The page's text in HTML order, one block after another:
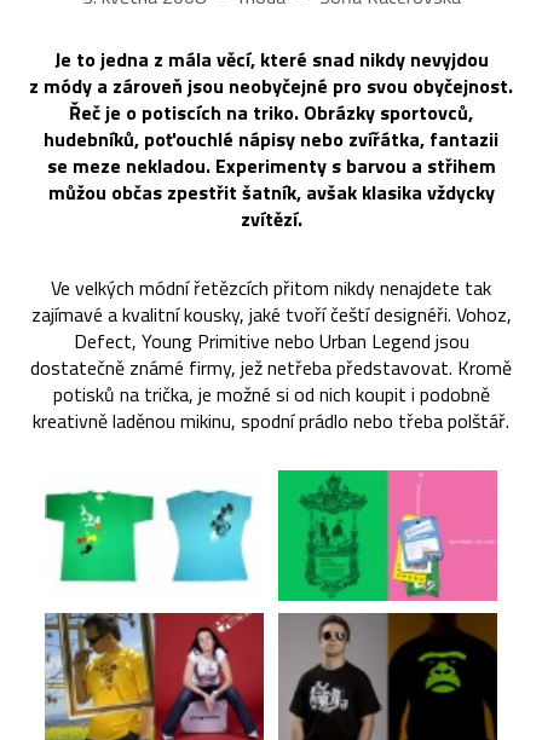
Je to jedna z mála věcí, které snad nikdy nevyjdou
z módy a zároveň jsou neobyčejné pro svou obyčejnost.
Řeč je o potiscích na triko. Obrázky sportovců,
hudebníků, poťouchlé nápisy nebo zvířátka, fantazii
se meze nekladou. Experimenty s barvou a střihem
můžou občas zpestřit šatník, avšak klasika vždycky
zvítězí.
Ve velkých módní řetězcích přitom nikdy nenajdete tak
zajímavé a kvalitní kousky, jaké tvoří čeští designéři. Vohoz,
Defect, Young Primitive nebo Urban Legend jsou
dostatečně známé firmy, jež netřeba představovat. Kromě
potisků na trička, je možné si od nich koupit i podobně
kreativně laděnou mikinu, spodní prádlo nebo třeba polštář.